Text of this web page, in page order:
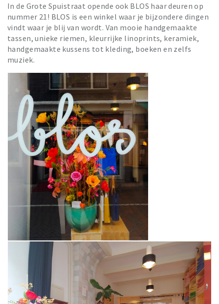
In de Grote Spuistraat opende ook BLOS haar deuren op
nummer 21! BLOS is een winkel waar je bijzondere dingen
vindt waar je blij van wordt. Van mooie handgemaakte
tassen, unieke riemen, kleurrijke linoprints, keramiek,
handgemaakte kussens tot kleding, boeken en zelfs
muziek.